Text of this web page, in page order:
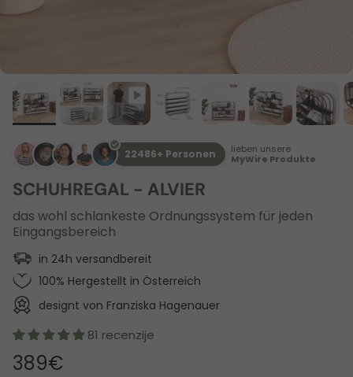
22486+ Personen
lieben unsere
MyWire Produkte
SCHUHREGAL - ALVIER
das wohl schlankeste Ordnungssystem für jeden
Eingangsbereich
in 24h versandbereit
100% Hergestellt in Österreich
designt von Franziska Hagenauer
81 recenzije
389€